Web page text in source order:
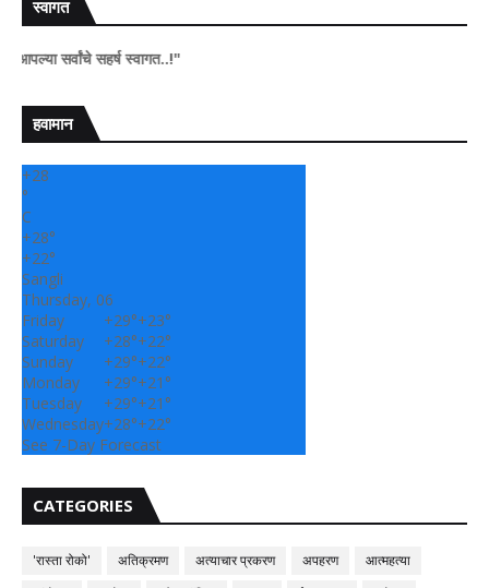
स्वागत
सहर्ष स्वागत..!"
हवामान
+28
°
C
+28°
+22°
Sangli
Thursday, 06
Friday
+29°+23°
Saturday
+28°+22°
Sunday
+29°+22°
Monday
+29°+21°
Tuesday
+29°+21°
Wednesday+28°+22°
See 7-Day Forecast
CATEGORIES
'रास्ता रोको' अतिक्रमण अत्याचार प्रकरण अपहरण
आत्महत्या